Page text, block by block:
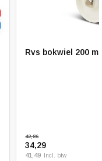
Rvs bokwiel 200
42,86
34,29
41,49 Incl. btw